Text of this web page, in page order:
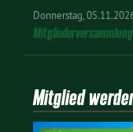
Donnerstag
Mitgliederversammlung
Mitglied